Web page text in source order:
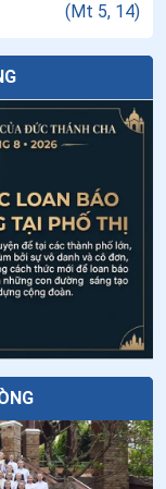
( Mt 5, 14)
Cha Thánh Đa
lần thứ VII:
công cuộc loan
II: Bài 20
vụ của Giáo hội
niên - Chúa